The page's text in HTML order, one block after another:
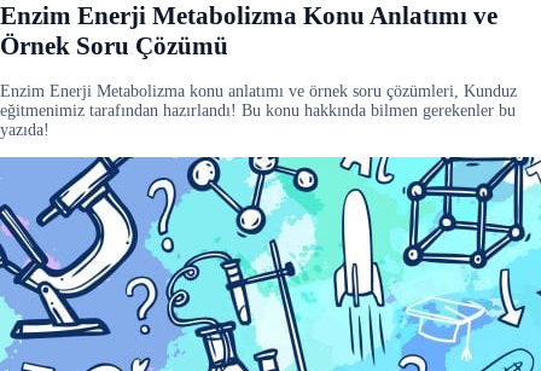
Enzim Enerji Metabolizma Konu Anlatımı ve
Örnek Soru Çözümü
Enzim Enerji Metabolizma konu anlatımı ve örnek soru çözümleri, Kunduz
eğitmenimiz tarafından hazırlandı! Bu konu hakkında bilmen gerekenler bu
yazıda!